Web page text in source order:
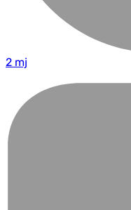
2 mj